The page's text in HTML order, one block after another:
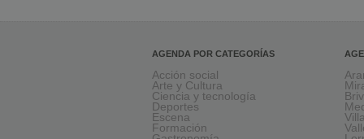
AGENDA POR CATEGORÍAS
Acción social
Arte y Cultura
Ciencia y tecnología
Deportes
Escena
Formación